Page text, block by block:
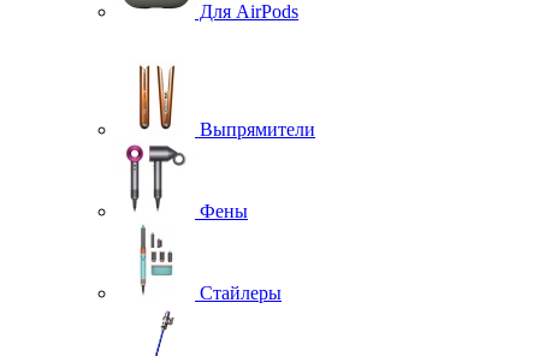
Для AirPods
Выпрямители
Фены
Стайлеры